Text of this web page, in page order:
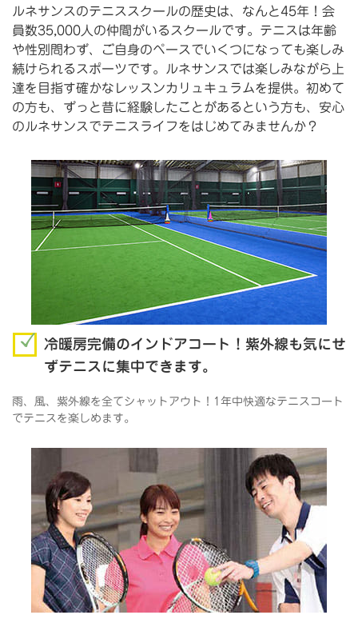
ルネサンスのテニススクールの歴史は、なんと45年！会
員数35,000人の仲間がいるスクールです。テニスは年齢
や性別問わず、ご自身のペースでいくつになっても楽しみ
続けられるスポーツです。ルネサンスでは楽しみながら上
達を目指す確かなレッスンカリュキュラムを提供。初めて
の方も、ずっと昔に経験したことがあるという方も、安心
のルネサンスでテニスライフをはじめてみませんか？
冷暖房完備のインドアコート！紫外線も気にせ
ずテニスに集中できます。
雨、風、紫外線を全てシャットアウト！1年中快適なテニスコート
でテニスを楽しめます。